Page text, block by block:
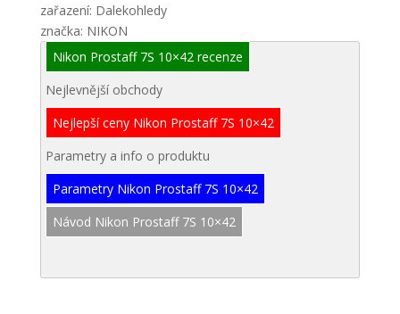
zařazení: Dalekohledy
značka: NIKON
Nikon Prostaff 7S 10×42 recenze
Nejlevnější obchody
Nejlepší ceny Nikon Prostaff 7S 10×42
Parametry a info o produktu
Parametry Nikon Prostaff 7S 10×42
Návod Nikon Prostaff 7S 10×42